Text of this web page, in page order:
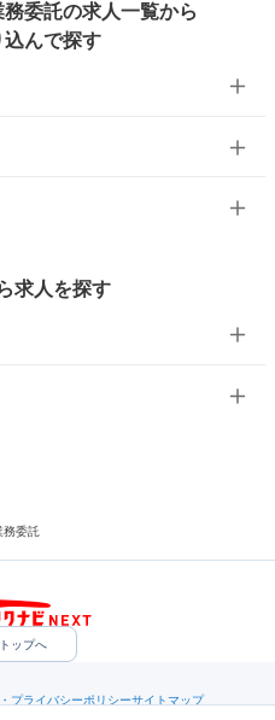
委託の求人一覧から
んで探す
求人を探す
務委託
ップへ
プライバシーポリシーサイトマップ